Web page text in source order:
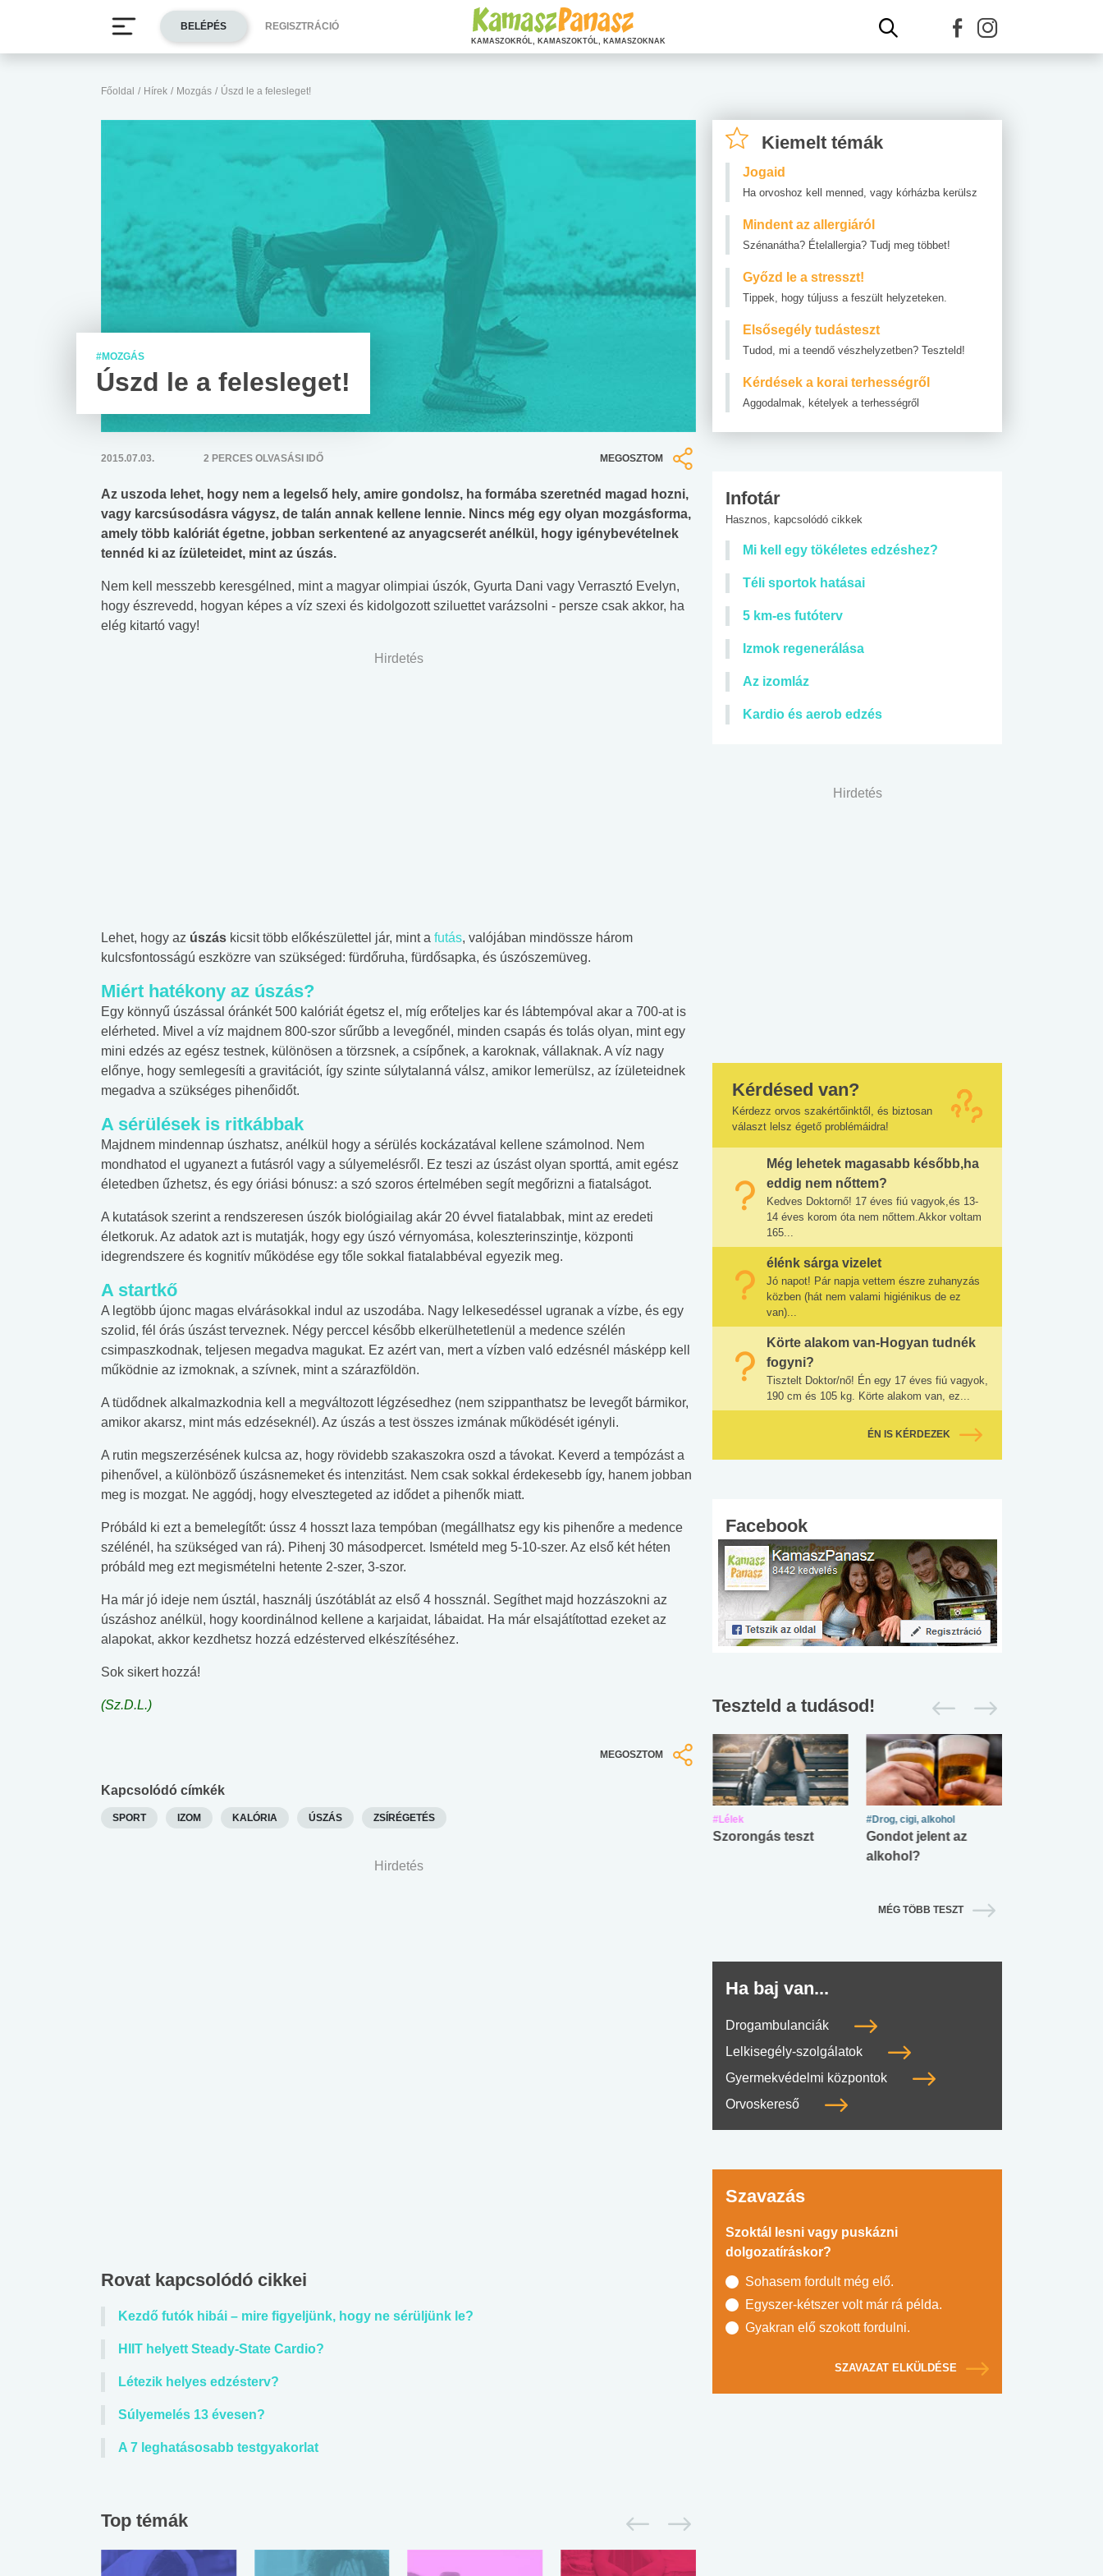
Főoldal / Hírek / Mozgás / Úszd le a felesleget!
#MOZGÁS
Úszd le a felesleget!
2015.07.03. 2 PERCES OLVASÁSI IDŐ MEGOSZTOM
Az uszoda lehet, hogy nem a legelső hely, amire gondolsz, ha formába szeretnéd magad hozni,
vagy karcsúsodásra vágysz, de talán annak kellene lennie. Nincs még egy olyan mozgásforma,
amely több kalóriát égetne, jobban serkentené az anyagcserét anélkül, hogy igénybevételnek
tennéd ki az ízületeidet, mint az úszás.
Nem kell messzebb keresgélned, mint a magyar olimpiai úszók, Gyurta Dani vagy Verrasztó Evelyn,
hogy észrevedd, hogyan képes a víz szexi és kidolgozott sziluettet varázsolni - persze csak akkor, ha
elég kitartó vagy!
Hirdetés
Lehet, hogy az úszás kicsit több előkészülettel jár, mint a futás, valójában mindössze három
kulcsfontosságú eszközre van szükséged: fürdőruha, fürdősapka, és úszószemüveg.
Miért hatékony az úszás?
Egy könnyű úszással óránkét 500 kalóriát égetsz el, míg erőteljes kar és lábtempóval akar a 700-at is
elérheted. Mivel a víz majdnem 800-szor sűrűbb a levegőnél, minden csapás és tolás olyan, mint egy
mini edzés az egész testnek, különösen a törzsnek, a csípőnek, a karoknak, vállaknak. A víz nagy
előnye, hogy semlegesíti a gravitációt, így szinte súlytalanná válsz, amikor lemerülsz, az ízületeidnek
megadva a szükséges pihenőidőt.
A sérülések is ritkábbak
Majdnem mindennap úszhatsz, anélkül hogy a sérülés kockázatával kellene számolnod. Nem
mondhatod el ugyanezt a futásról vagy a súlyemelésről. Ez teszi az úszást olyan sporttá, amit egész
életedben űzhetsz, és egy óriási bónusz: a szó szoros értelmében segít megőrizni a fiatalságot.
A kutatások szerint a rendszeresen úszók biológiailag akár 20 évvel fiatalabbak, mint az eredeti
életkoruk. Az adatok azt is mutatják, hogy egy úszó vérnyomása, koleszterinszintje, központi
idegrendszere és kognitív működése egy tőle sokkal fiatalabbéval egyezik meg.
A startkő
A legtöbb újonc magas elvárásokkal indul az uszodába. Nagy lelkesedéssel ugranak a vízbe, és egy
szolid, fél órás úszást terveznek. Négy perccel később elkerülhetetlenül a medence szélén
csimpaszkodnak, teljesen megadva magukat. Ez azért van, mert a vízben való edzésnél másképp kell
működnie az izmoknak, a szívnek, mint a szárazföldön.
A tüdődnek alkalmazkodnia kell a megváltozott légzésedhez (nem szippanthatsz be levegőt bármikor,
amikor akarsz, mint más edzéseknél). Az úszás a test összes izmának működését igényli.
A rutin megszerzésének kulcsa az, hogy rövidebb szakaszokra oszd a távokat. Keverd a tempózást a
pihenővel, a különböző úszásnemeket és intenzitást. Nem csak sokkal érdekesebb így, hanem jobban
meg is mozgat. Ne aggódj, hogy elvesztegeted az idődet a pihenők miatt.
Próbáld ki ezt a bemelegítőt: ússz 4 hosszt laza tempóban (megállhatsz egy kis pihenőre a medence
szélénél, ha szükséged van rá). Pihenj 30 másodpercet. Ismételd meg 5-10-szer. Az első két héten
próbáld meg ezt megismételni hetente 2-szer, 3-szor.
Ha már jó ideje nem úsztál, használj úszótáblát az első 4 hossznál. Segíthet majd hozzászokni az
úszáshoz anélkül, hogy koordinálnod kellene a karjaidat, lábaidat. Ha már elsajátítottad ezeket az
alapokat, akkor kezdhetsz hozzá edzésterved elkészítéséhez.
Sok sikert hozzá!
(Sz.D.L.)
MEGOSZTOM
Kapcsolódó címkék
SPORT IZOM KALÓRIA ÚSZÁS ZSÍRÉGETÉS
Hirdetés
Rovat kapcsolódó cikkei
Kezdő futók hibái – mire figyeljünk, hogy ne sérüljünk le?
HIIT helyett Steady-State Cardio?
Létezik helyes edzésterv?
Súlyemelés 13 évesen?
A 7 leghatásosabb testgyakorlat
Top témák
Kiemelt témák
Jogaid
Ha orvoshoz kell menned, vagy kórházba kerülsz
Mindent az allergiáról
Szénanátha? Ételallergia? Tudj meg többet!
Győzd le a stresszt!
Tippek, hogy túljuss a feszült helyzeteken.
Elsősegély tudásteszt
Tudod, mi a teendő vészhelyzetben? Teszteld!
Kérdések a korai terhességről
Aggodalmak, kételyek a terhességről
Infotár
Hasznos, kapcsolódó cikkek
Mi kell egy tökéletes edzéshez?
Téli sportok hatásai
5 km-es futóterv
Izmok regenerálása
Az izomláz
Kardio és aerob edzés
Hirdetés
Kérdésed van?
Kérdezz orvos szakértőinktől, és biztosan
választ lelsz égető problémáidra!
Még lehetek magasabb később,ha
eddig nem nőttem?
Kedves Doktornő! 17 éves fiú vagyok,és 13-
14 éves korom óta nem nőttem.Akkor voltam
165...
élénk sárga vizelet
Jó napot! Pár napja vettem észre zuhanyzás
közben (hát nem valami higiénikus de ez
van)...
Körte alakom van-Hogyan tudnék
fogyni?
Tisztelt Doktor/nő! Én egy 17 éves fiú vagyok,
190 cm és 105 kg. Körte alakom van, ez...
ÉN IS KÉRDEZEK
Facebook
Teszteld a tudásod!
#Zöldövezet #Betegségek #Suli, munka #Lélek
Szorongás teszt
#Drog, cigi, alkohol
Gondot jelent az
alkohol?
MÉG TÖBB TESZT
Ha baj van...
Drogambulanciák
Lelkisegély-szolgálatok
Gyermekvédelmi központok
Orvoskereső
Szavazás
Szoktál lesni vagy puskázni
dolgozatíráskor?
Sohasem fordult még elő.
Egyszer-kétszer volt már rá példa.
Gyakran elő szokott fordulni.
SZAVAZAT ELKÜLDÉSE
BELÉPÉS REGISZTRÁCIÓ
KAMASZOKRÓL, KAMASZOKTÓL, KAMASZOKNAK